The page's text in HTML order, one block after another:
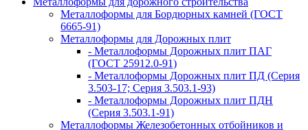
Металлоформы для Бордюрных камней (ГОСТ
6665-91)
Металлоформы для Дорожных плит
- Металлоформы Дорожных плит ПАГ
(ГОСТ 25912.0-91)
- Металлоформы Дорожных плит ПД (Серия
3.503-17; Серия 3.503.1-93)
- Металлоформы Дорожных плит ПДН
(Серия 3.503.1-91)
Металлоформы Железобетонных отбойников и